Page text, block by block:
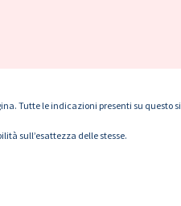
Tutte le indicazioni presenti su questo
sull’esattezza delle stesse.